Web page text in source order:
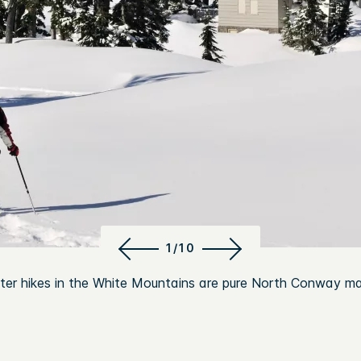
hikes in the White Mountains are pure North Conway
1/10